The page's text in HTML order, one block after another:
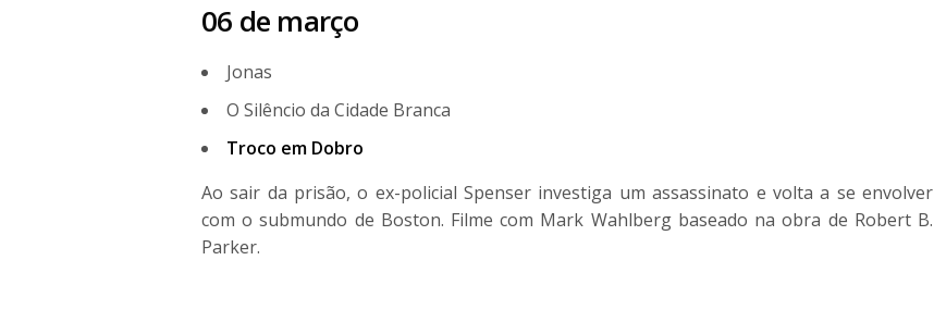
06 de março
Jonas
O Silêncio da Cidade Branca
Troco em Dobro
Ao sair da prisão, o ex-policial Spenser investiga um assassinato e volta a se envolver
com o submundo de Boston. Filme com Mark Wahlberg baseado na obra de Robert B.
Parker.